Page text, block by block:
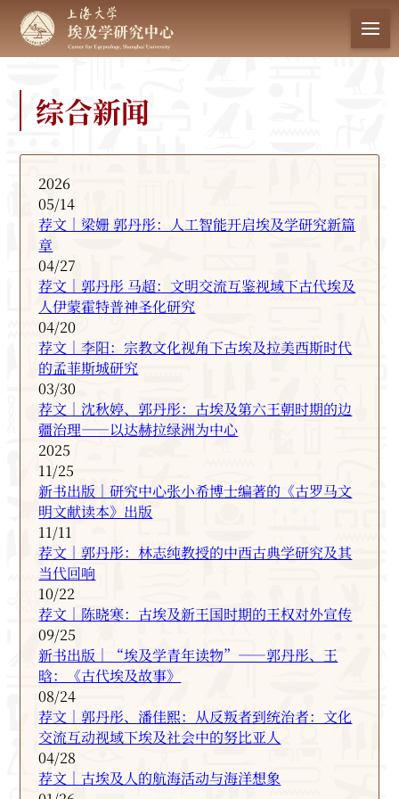
中心简介
科学研究
学术动态
集刊建设
数据库
综合新闻
2026
05/14
荐文｜梁姗 郭丹彤：人工智能开启埃及学研究新篇
章
04/27
荐文｜郭丹彤 马超：文明交流互鉴视域下古代埃及
人伊蒙霍特普神圣化研究
04/20
荐文｜李阳：宗教文化视角下古埃及拉美西斯时代
的孟菲斯城研究
03/30
荐文｜沈秋婷、郭丹彤：古埃及第六王朝时期的边
疆治理——以达赫拉绿洲为中心
2025
11/25
新书出版｜研究中心张小希博士编著的《古罗马文
明文献读本》出版
11/11
荐文｜郭丹彤：林志纯教授的中西古典学研究及其
当代回响
10/22
荐文｜陈晓寒：古埃及新王国时期的王权对外宣传
09/25
新书出版｜“埃及学青年读物”——郭丹彤、王
晗：《古代埃及故事》
08/24
荐文｜郭丹彤、潘佳熙：从反叛者到统治者：文化
交流互动视域下埃及社会中的努比亚人
04/28
荐文｜古埃及人的航海活动与海洋想象